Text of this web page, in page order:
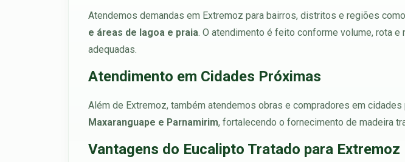
Atendemos demandas em Extremoz para bairros, distritos e regiões como
e áreas de lagoa e praia. O atendimento é feito conforme volume, rota
adequadas.
Atendimento em Cidades Próximas
Além de Extremoz, também atendemos obras e compradores em
Maxaranguape e Parnamirim, fortalecendo o fornecimento de madeira
Vantagens do Eucalipto Tratado para Extremoz